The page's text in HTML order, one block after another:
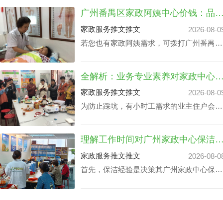
的同时获取更多增值服务平台。影响广州家
政公司住家价位的关键部分有哪些成分？丰
泽园将用HR下面文章做析述。
广州番禺区家政阿姨中心价钱：品牌
家政服务推文推文
2026-08-
若您也有家政阿姨需求，可拨打广州番禺区
原则下协配合适的阿姨。
全解析：业务专业素养对家政中心荔湾
家政服务推文推文
2026-08-
为防止踩坑，有小时工需求的业主住户会对
最优化的同时赢得更多附加内容。影响家政
中心荔湾小时工费用的核心因素涉及哪些？
丰泽园将用HR下文文章做展开。
理解工作时间对广州家政中心保洁24小
家政服务推文推文
2026-08-
首先，保洁经验是决策其广州家政中心保洁